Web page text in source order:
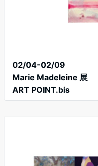
02/04-02/09
Marie Madeleine 展
ART POINT.bis